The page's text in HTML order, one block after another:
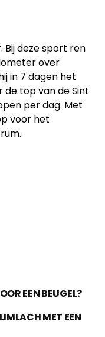
Bij deze sport ren
over
in 7 dagen het
de top van de Sint
per dag. Met
voor het
EEN BEUGEL?
MET EEN